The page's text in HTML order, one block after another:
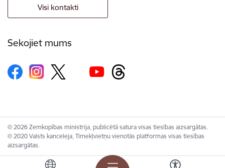
Visi kontakti
Sekojiet mums
© 2026 Zemkopības ministrija, publicētā satura visas tiesības aizsargātas.
© 2020 Valsts kanceleja, Tīmekļvietņu vienotās platformas visas tiesības
aizsargātas.